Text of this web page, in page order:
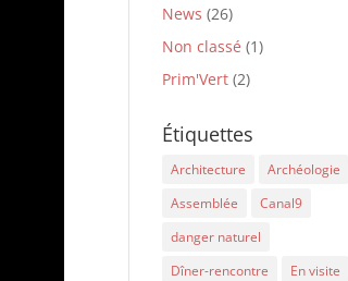
News (26)
Non classé (1)
Prim'Vert(2)
Étiquettes
Architecture
Archéologie
Assemblée
Canal9
danger naturel
Dîner-rencontre
En visite